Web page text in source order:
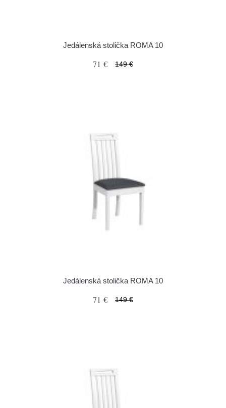
Jedálenská stolička ROMA 10
71 € 149 €
Jedálenská stolička ROMA 10
71 € 149 €